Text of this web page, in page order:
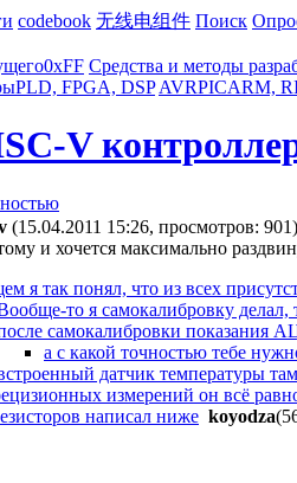
codebook 无线电组件 Поиск
0xFF Средства и методы
PLD, FPGA, DSP AVRPICARM,
V
(15.04.2011 15:26, просмотров: 901)
и хочется максимально
я так понял, что из всех
то я самокалибровку делал,
самокалибровки показания
а с какой точностью тебе
датчик температуры
измерений он всё
написал ниже koyodza